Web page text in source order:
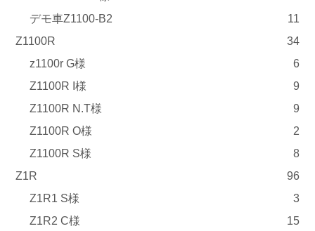
デモ車Z1100-B2
11
Z1100R
34
z1100r G様
6
Z1100R I様
9
Z1100R N.T様
9
Z1100R O様
2
Z1100R S様
8
Z1R
96
Z1R1 S様
3
Z1R2 C様
15